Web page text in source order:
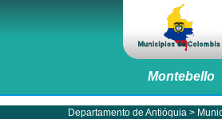
Montebello
Departamento de Antióquia >